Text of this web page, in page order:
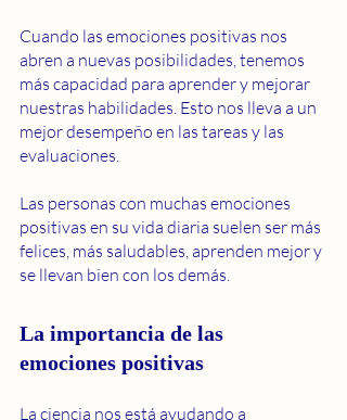
Cuando las emociones positivas nos
abren a nuevas posibilidades, tenemos
más capacidad para aprender y mejorar
nuestras habilidades. Esto nos lleva a un
mejor desempeño en las tareas y las
evaluaciones.
Las personas con muchas emociones
positivas en su vida diaria suelen ser más
felices, más saludables, aprenden mejor y
se llevan bien con los demás.
La importancia de las
emociones positivas
La ciencia nos está ayudando a